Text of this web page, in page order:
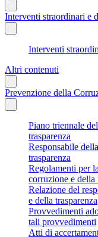
Interventi straordinari e
Interventi
Altri contenuti
Prevenzione della
Piano triennale
trasparenza
Responsabile
trasparenza
Regolamenti per
corruzione e della
Relazione del
e della trasparenza
Provvedimenti
tali provvedimenti
Atti di